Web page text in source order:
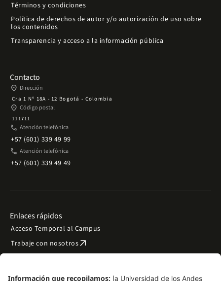
Términos y condiciones
Política de derechos de autor y/o autorización de uso sobre
los contenidos
Transparencia y acceso a la información pública
Contacto
place Dirección
Cra 1 Nº 18A - 12 Bogotá - Colombia
place Código postal
111711
phone Atención telefónica
+57 (601) 339 49 99
phone Atención telefónica
+57 (601) 339 49 49
Enlaces rápidos
Acceso Temporal al Campus
Trabaje con nosotrosarrow_outward
Preguntas frecuentes